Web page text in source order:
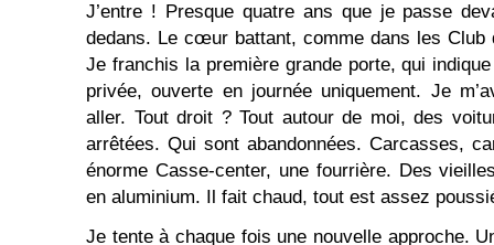
J’entre ! Presque quatre ans que je passe
dedans. Le cœur battant, comme dans les Club
Je franchis la première grande porte, qui indique
privée, ouverte en journée uniquement. Je
aller. Tout droit ? Tout autour de moi, des
arrêtées. Qui sont abandonnées. Carcasses,
énorme Casse-center, une fourrière. Des
en aluminium. Il fait chaud, tout est assez
Je tente à chaque fois une nouvelle approche.